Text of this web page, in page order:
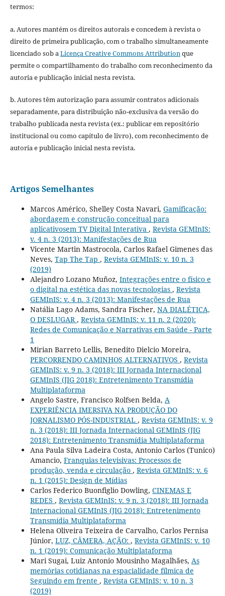
termos:
a. Autores mantém os direitos autorais e concedem à revista o
direito de primeira publicação, com o trabalho simultaneamente
licenciado sob a Licença Creative Commons Attribution que
permite o compartilhamento do trabalho com reconhecimento da
autoria e publicação inicial nesta revista.
b. Autores têm autorização para assumir contratos adicionais
separadamente, para distribuição não-exclusiva da versão do
trabalho publicada nesta revista (ex.: publicar em repositório
institucional ou como capítulo de livro), com reconhecimento de
autoria e publicação inicial nesta revista.
Artigos Semelhantes
Marcos Américo, Shelley Costa Navari, Gamificação:
abordagem e construção conceitual para
aplicativosem TV Digital Interativa , Revista GEMInIS:
v. 4 n. 3 (2013): Manifestações de Rua
Vicente Martin Mastrocola, Carlos Rafael Gimenes das
Neves, Tap The Tap , Revista GEMInIS: v. 10 n. 3
(2019)
Alejandro Lozano Muñoz, Integrações entre o físico e
o digital na estética das novas tecnologias , Revista
GEMInIS: v. 4 n. 3 (2013): Manifestações de Rua
Natália Lago Adams, Sandra Fischer, NA DIALÉTICA,
O DESLUGAR , Revista GEMInIS: v. 11 n. 2 (2020):
Redes de Comunicação e Narrativas em Saúde - Parte
1
Mirian Barreto Lellis, Benedito Dielcio Moreira,
PERCORRENDO CAMINHOS ALTERNATIVOS , Revista
GEMInIS: v. 9 n. 3 (2018): III Jornada Internacional
GEMInIS (JIG 2018): Entretenimento Transmídia
Multiplataforma
Angelo Sastre, Francisco Rolfsen Belda, A
EXPERIÊNCIA IMERSIVA NA PRODUÇÃO DO
JORNALISMO PÓS-INDUSTRIAL , Revista GEMInIS: v. 9
n. 3 (2018): III Jornada Internacional GEMInIS (JIG
2018): Entretenimento Transmídia Multiplataforma
Ana Paula Silva Ladeira Costa, Antonio Carlos (Tunico)
Amancio, Franquias televisivas: Processos de
produção, venda e circulação , Revista GEMInIS: v. 6
n. 1 (2015): Design de Mídias
Carlos Federico Buonfiglio Dowling, CINEMAS E
REDES , Revista GEMInIS: v. 9 n. 3 (2018): III Jornada
Internacional GEMInIS (JIG 2018): Entretenimento
Transmídia Multiplataforma
Helena Oliveira Teixeira de Carvalho, Carlos Pernisa
Júnior, LUZ, CÂMERA, AÇÃO: , Revista GEMInIS: v. 10
n. 1 (2019): Comunicação Multiplataforma
Mari Sugai, Luiz Antonio Mousinho Magalhães, As
memórias cotidianas na espacialidade fílmica de
Seguindo em frente , Revista GEMInIS: v. 10 n. 3
(2019)